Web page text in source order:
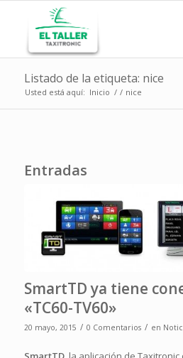
Listado de la etiqueta: nice
Usted está aquí: Inicio / / nice
Entradas
SmartTD ya tiene
«TC60-TV60»
20 mayo, 2015 / 0 Comentarios / en